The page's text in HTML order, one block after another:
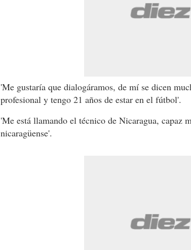
'Me gustaría que dialogáramos, de mí se dicen
profesional y tengo 21 años de estar en el fútbol'.
'Me está llamando el técnico de Nicaragua, capaz
nicaragüense'.